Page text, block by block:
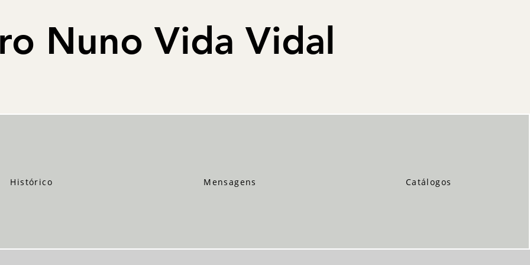
Nuno Vida Vidal
Histórico Mensagens Catálogos